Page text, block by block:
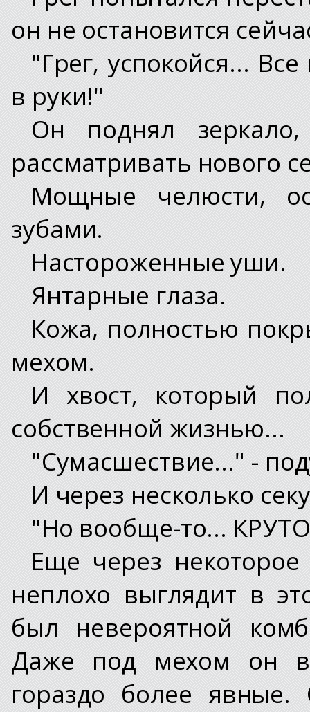
он не остановится
"Грег, успокойся...
в руки!"
Он поднял
рассматривать нового
Мощные челюсти,
зубами.
Настороженные уши.
Янтарные глаза.
Кожа, полностью
мехом.
И хвост, который
собственной жизнью...
"Сумасшествие..." -
И через несколько
"Но вообще-то...
Еще через
неплохо выглядит в
был невероятной
Даже под мехом он
гораздо более